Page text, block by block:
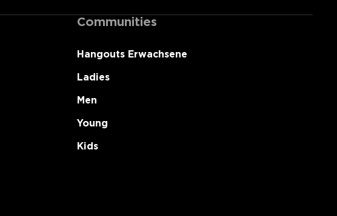
Communities
Hangouts Erwachsene
Ladies
Men
Young
Kids